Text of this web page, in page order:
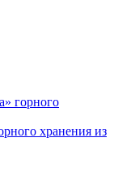
хранения из